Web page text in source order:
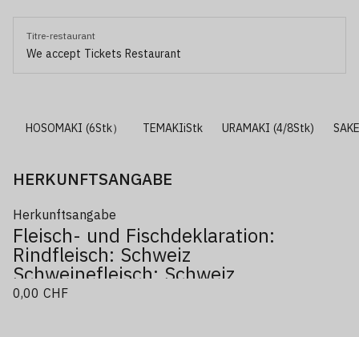
Titre-restaurant
We accept Tickets Restaurant
HOSOMAKI (6Stk） TEMAKIiStk URAMAKI (4/8Stk)
HERKUNFTSANGABE
Herkunftsangabe
Fleisch- und Fischdeklaration:
Rindfleisch: Schweiz
Schweinefleisch: Schweiz
Poulet:Brasilien/Schweiz
0,00 CHF